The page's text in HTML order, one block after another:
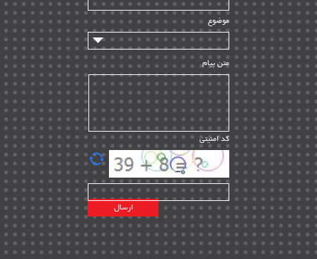
تامین مالی و سرمایه گذاری | ۳۲
ماشین آلات
مدیریت پروژه
مدیریت دانش
مدیریت سازمانی و عمومی | ۲
تأمین کالا | ۱۳
EPC | ۲۰
پیمانکاران بین المللی | ۸
اطلاعات انرژی کشورها | ۱۴
پروژه های خارجی | ۱۵
نقشه های نفت و گاز خارجی | ۱۰
شرکت های نفتی | ۱۴
موضوع
متن پیام
کد امنیتی